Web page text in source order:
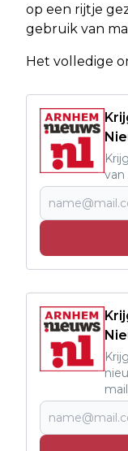
op een rijtje
gebruik van
Het volledige
van